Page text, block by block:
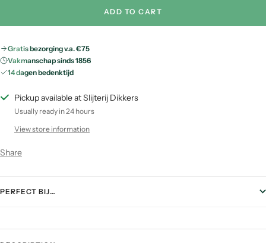
ADD TO CART
Gratis bezorging v.a. €75
Vakmanschap sinds 1856
14 dagen bedenktijd
Pickup available at Slijterij Dikkers
Usually ready in 24 hours
View store information
Share
PERFECT BIJ…